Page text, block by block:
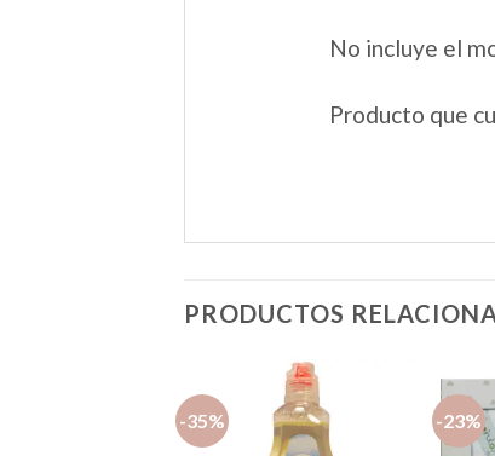
No incluye el
Producto que
PRODUCTOS
-35% -23%